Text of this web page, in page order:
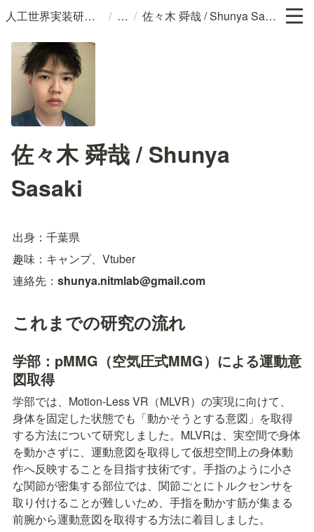
人工世界実装研究室 / / 佐々木 舜哉 / Shunya Sasaki
佐々木 舜哉 / Shunya
Sasaki
出身：千葉県
趣味：キャンプ、Vtuber
連絡先： shunya.nitmlab@gmail.com
これまでの研究の流れ
学部：pMMG（空気圧式MMG）による運動意
図取得
学部では、Motion-Less VR（MLVR）の実現に向けて、
身体を固定した状態でも「動かそうとする意図」を取得
する方法について研究しました。MLVRは、実空間で身体
を動かさずに、運動意図を取得して仮想空間上の身体動
作へ反映することを目指す技術です。手指のように小さ
な関節が密集する部位では、関節ごとにトルクセンサを
取り付けることが難しいため、手指を動かす筋が集まる
前腕から運動意図を取得する方法に着目しました。